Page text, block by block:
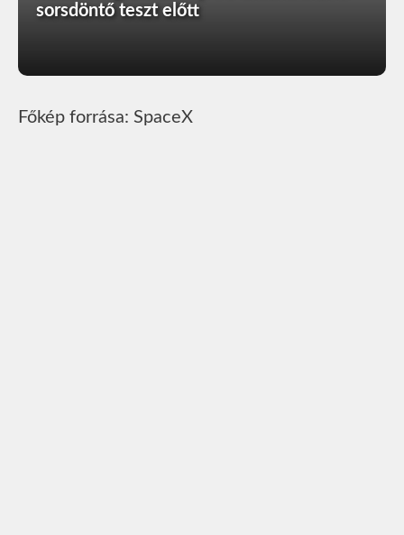
sorsdöntő teszt előtt
Főkép forrása: SpaceX